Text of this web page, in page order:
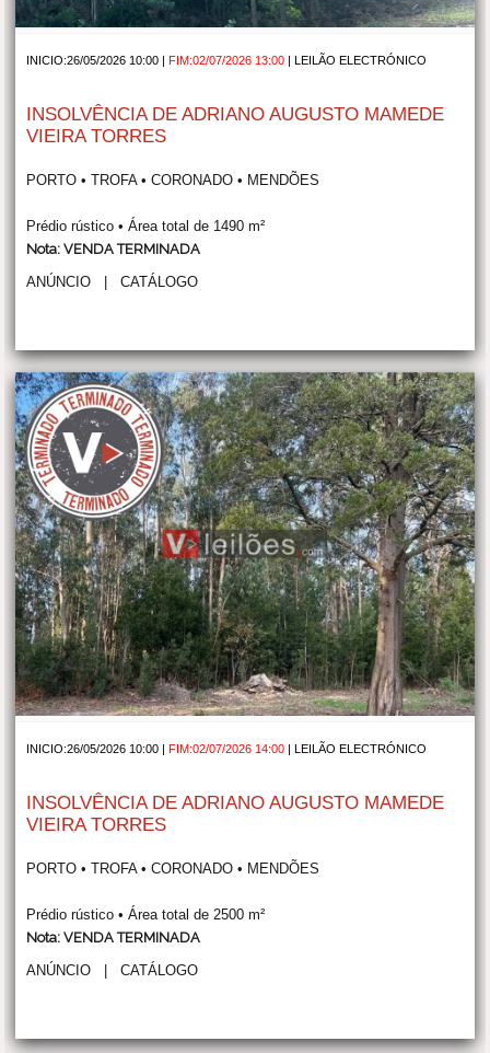
INICIO:26/05/2026 10:00 |FIM:02/07/2026 13:00 |LEILÃO ELECTRÓNICO
INSOLVÊNCIA DE ADRIANO AUGUSTO MAMEDE
VIEIRA TORRES
PORTO • TROFA • CORONADO • MENDÕES
Prédio rústico • Área total de 1490 m²
Nota: VENDA TERMINADA
ANÚNCIO |CATÁLOGO
INICIO:26/05/2026 10:00 | FIM:02/07/2026 14:00 LEILÃO ELECTRÓNICO
INSOLVÊNCIA DE ADRIANO AUGUSTO MAMEDE
VIEIRA TORRES
PORTO • TROFA • CORONADO • MENDÕES
Prédio rústico • Área total de 2500 m²
Nota: VENDA TERMINADA
ANÚNCIO |CATÁLOGO